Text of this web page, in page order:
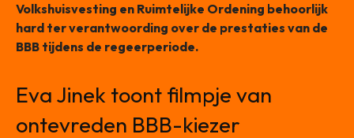
Volkshuisvesting en Ruimtelijke Ordening behoorlijk
hard ter verantwoording over de prestaties van de
BBB tijdens de regeerperiode.
Eva Jinek toont filmpje van
ontevreden BBB-kiezer